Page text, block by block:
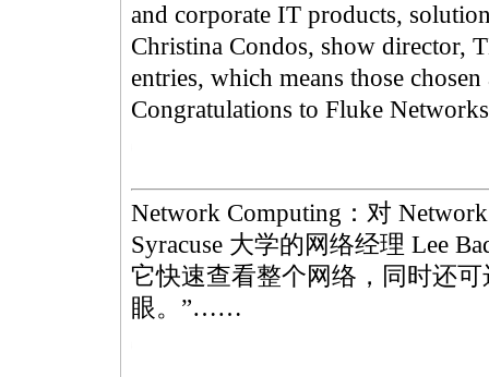
and corporate IT products,
Christina Condos, show director,
entries, which means those
Congratulations to Fluke
Network Computing：对
Syracuse 大学的网络经理 Lee
它快速查看整个网络，同时还
眼。”……